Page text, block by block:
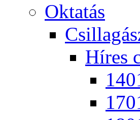
Ok­ta­tás
Hí­res